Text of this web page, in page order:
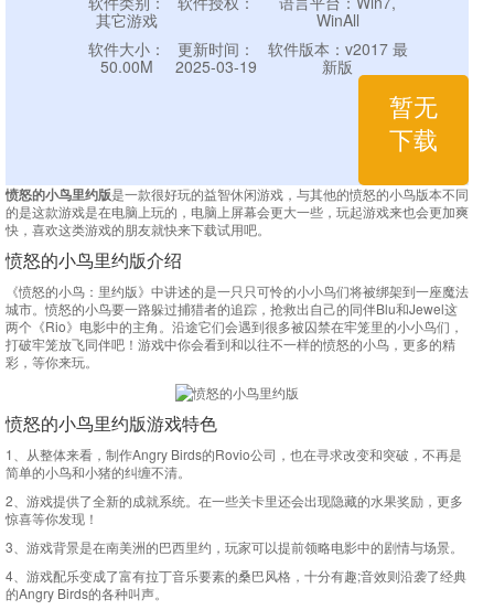
其它游戏
WinAll
软件大小：
50.00M
更新时间：
2025-03-19
软件版本：v2017 最
新版
暂无
下载
愤怒的小鸟里约版是一款很好玩的益智休闲游戏，与其他的愤怒的小鸟版本不同
的是这款游戏是在电脑上玩的，电脑上屏幕会更大一些，玩起游戏来也会更加爽
快，喜欢这类游戏的朋友就快来下载试用吧。
愤怒的小鸟里约版介绍
《愤怒的小鸟：里约版》中讲述的是一只只可怜的小小鸟们将被绑架到一座魔法
城市。愤怒的小鸟要一路躲过捕猎者的追踪，抢救出自己的同伴Blu和Jewel这
两个《Rio》电影中的主角。沿途它们会遇到很多被囚禁在牢笼里的小小鸟们，
打破牢笼放飞同伴吧！游戏中你会看到和以往不一样的愤怒的小鸟，更多的精
彩，等你来玩。
愤怒的小鸟里约版游戏特色
1、从整体来看，制作Angry Birds的Rovio公司，也在寻求改变和突破，不再是
简单的小鸟和小猪的纠缠不清。
2、游戏提供了全新的成就系统。在一些关卡里还会出现隐藏的水果奖励，更多
惊喜等你发现！
3、游戏背景是在南美洲的巴西里约，玩家可以提前领略电影中的剧情与场景。
4、游戏配乐变成了富有拉丁音乐要素的桑巴风格，十分有趣;音效则沿袭了经典
的Angry Birds的各种叫声。